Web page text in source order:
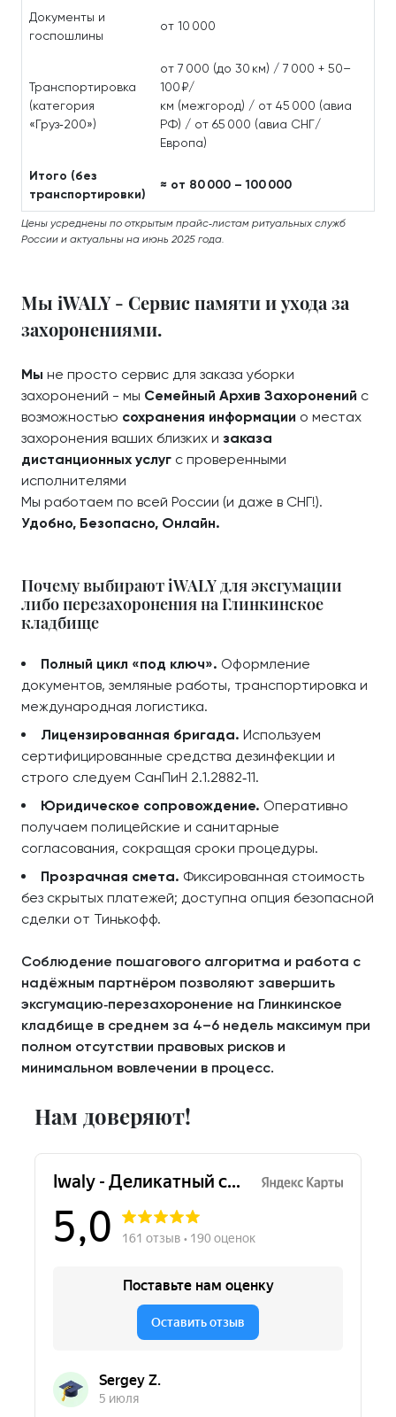
Документы и
госпошлины
от 10 000
Транспортировка
(категория
«Груз‑200»)
от 7 000 (до 30 км) / 7 000 + 50–
100 ₽/
км (межгород) / от 45 000 (авиа
РФ) / от 65 000 (авиа СНГ/
Европа)
Итого (без
транспортировки)
≈ от 80 000 – 100 000
Цены усреднены по открытым прайс‑листам ритуальных служб
России и актуальны на июнь 2025 года.
Мы iWALY - Сервис памяти и ухода за
захоронениями.
Мы не просто сервис для заказа уборки
захоронений - мы Семейный Архив Захоронений с
возможностью сохранения информации о местах
захоронения ваших близких и заказа
дистанционных услуг с проверенными
исполнителями
Мы работаем по всей России (и даже в СНГ!).
Удобно, Безопасно, Онлайн.
Почему выбирают iWALY для эксгумации
либо перезахоронения на Глинкинское
кладбище
Полный цикл «под ключ». Оформление
документов, земляные работы, транспортировка и
международная логистика.
Лицензированная бригада. Используем
сертифицированные средства дезинфекции и
строго следуем СанПиН 2.1.2882‑11.
Юридическое сопровождение. Оперативно
получаем полицейские и санитарные
согласования, сокращая сроки процедуры.
Прозрачная смета. Фиксированная стоимость
без скрытых платежей; доступна опция безопасной
сделки от Тинькофф.
Соблюдение пошагового алгоритма и работа с
надёжным партнёром позволяют завершить
эксгумацию‑перезахоронение на Глинкинское
кладбище в среднем за 4–6 недель максимум при
полном отсутствии правовых рисков и
минимальном вовлечении в процесс.
Нам доверяют!